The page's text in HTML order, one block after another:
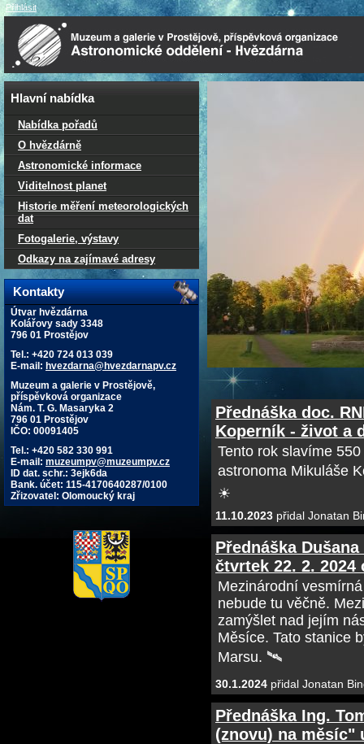
Hlavní nabídka
Nabídka pořadů
O hvězdárně
Astronomické informace
Viditelnost planet
Historie měření meteorologických
dat
Fotogalerie, výstavy
Odkazy na zajímavé adresy
Kontakty
Útvar hvězdárna
Kolářovy sady 3348
796 01 Prostějov
Tel.: +420 724 013 039
E-mail: hvezdarna@hvezdarnapv.cz
Muzeum a galerie v Prostějově,
příspěvková organizace
Nám. T. G. Masaryka 2
796 01 Prostějov
IČO: 00091405
Tel.: +420 582 330 991
E-mail: muzeumpv@muzeumpv.cz
ID dat. schr.: 3ejk6da
Bank. účet: 115-4170640287/0100
Zřizovatel: Olomoucký kraj
Přednáška doc.
Koperník - život a
Tento rok slavíme
astronoma Mikuláše
☀
11.10.2023 přidal Jonatan
Přednáška
čtvrtek 22. 2. 2024
Mezinárodní
nebude tu věčně.
zamýšlet nad jejím
Měsíce. Tato stanice
Marsu. 🛰
30.1.2024 přidal Jonatan
Přednáška Ing.
(znovu) na měsíc"
Přihlásit